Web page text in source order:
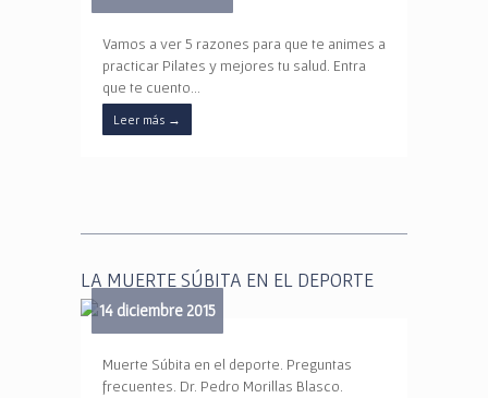
Vamos a ver 5 razones para que te animes a
practicar Pilates y mejores tu salud. Entra
que te cuento…
Leer más →
LA MUERTE SÚBITA EN EL DEPORTE
14 diciembre 2015
Muerte Súbita en el deporte. Preguntas
frecuentes. Dr. Pedro Morillas Blasco.